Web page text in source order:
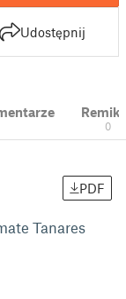
Udostępnij
0
PDF
Tanares